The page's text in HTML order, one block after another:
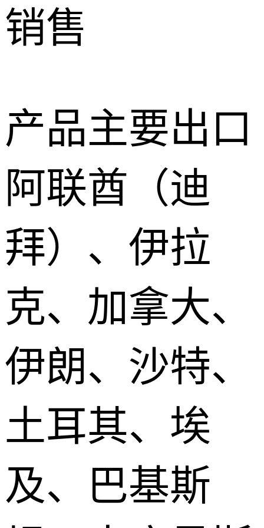
销售
产品主要出口
阿联酋（迪
拜）、伊拉
克、加拿大、
伊朗、沙特、
土耳其、埃
及、巴基斯